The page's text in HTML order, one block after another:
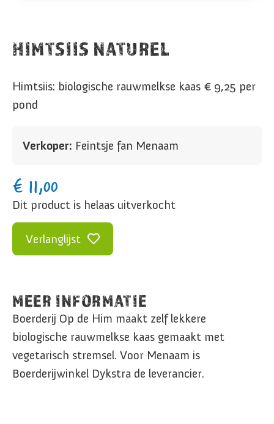
HIMTSIIS NATUREL
Himtsiis: biologische rauwmelkse kaas € 9,25 per
pond
Verkoper: Feintsje fan Menaam
€ 11,00
Dit product is helaas uitverkocht
Verlanglijst
MEER INFORMATIE
Boerderij Op de Him maakt zelf lekkere
biologische rauwmelkse kaas gemaakt met
vegetarisch stremsel. Voor Menaam is
Boerderijwinkel Dykstra de leverancier.